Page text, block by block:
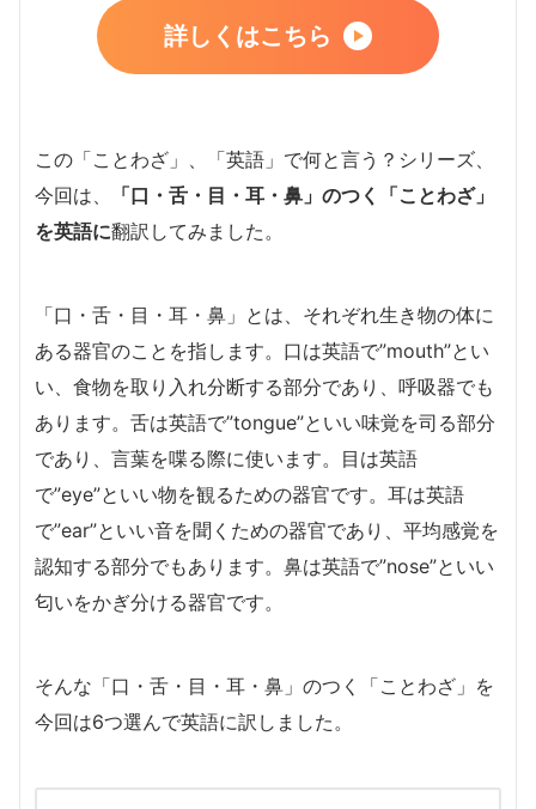
詳しくはこちら
この「ことわざ」、「英語」で何と言う？シリーズ、
今回は、
「口・舌・目・耳・鼻」のつく「ことわざ」
を英語に翻訳してみました。
「口・舌・目・耳・鼻」とは、それぞれ生き物の体に
ある器官のことを指します。口は英語で”mouth”とい
い、食物を取り入れ分断する部分であり、呼吸器でも
あります。舌は英語で”tongue”といい味覚を司る部分
であり、言葉を喋る際に使います。目は英語
で”eye”といい物を観るための器官です。耳は英語
で”ear”といい音を聞くための器官であり、平均感覚を
認知する部分でもあります。鼻は英語で”nose”といい
匂いをかぎ分ける器官です。
そんな「口・舌・目・耳・鼻」のつく「ことわざ」を
今回は6つ選んで英語に訳しました。